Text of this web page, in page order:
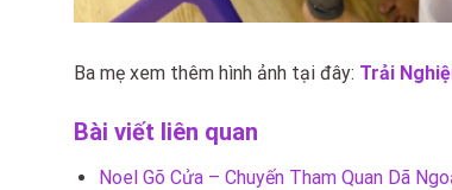
Ba mẹ xem thêm hình ảnh tại đây: Trải
Bài viết liên quan
Noel Gõ Cửa – Chuyến Tham Quan Dã